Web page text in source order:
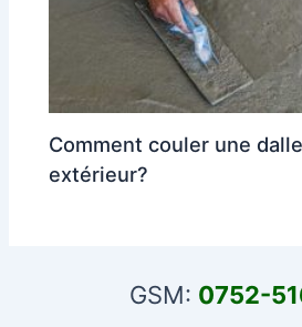
Comment couler une
extérieur?
GSM: 0752-